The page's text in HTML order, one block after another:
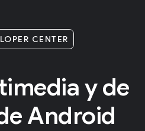
CENTER
y de
Android